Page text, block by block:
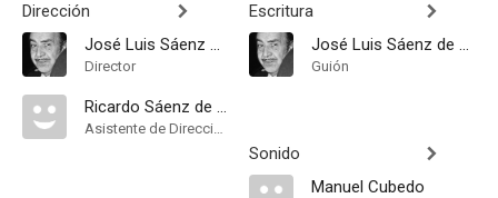
Dirección
José Luis Sáenz de Heredia
Director
Ricardo Sáenz de Heredia
Asistente de Dirección
Escritura
José Luis Sáenz de Heredia
Guión
Sonido
Manuel Cubedo